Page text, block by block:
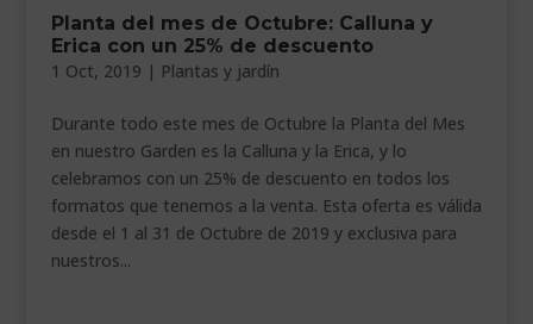
VEURE EN CATALÀ
Planta del mes de Octubre: Calluna y
Erica con un 25% de descuento
1 Oct, 2019 | Plantas y jardín
Durante todo este mes de Octubre la Planta del Mes
en nuestro Garden es la Calluna y la Erica, y lo
celebramos con un 25% de descuento en todos los
formatos que tenemos a la venta. Esta oferta es válida
desde el 1 al 31 de Octubre de 2019 y exclusiva para
nuestros...